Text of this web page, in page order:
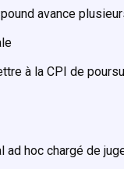
avance
à la CPI de
hoc chargé de